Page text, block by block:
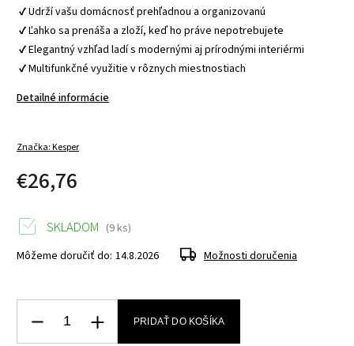
✔ Udrží vašu domácnosť prehľadnou a organizovanú
✔ Ľahko sa prenáša a zloží, keď ho práve nepotrebujete
✔ Elegantný vzhľad ladí s modernými aj prírodnými interiérmi
✔ Multifunkčné využitie v rôznych miestnostiach
Detailné informácie
Značka:Kesper
€26,76
SKLADOM (9 ks)
Môžeme doručiť do: 14.8.2026 Možnosti doručenia
PRIDAŤ DO KOŠÍKA